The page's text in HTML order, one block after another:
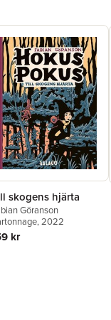
skogens hjärta
Göranson
, 2022
kr